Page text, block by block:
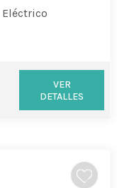
Eléctrico
VER
DETALLES